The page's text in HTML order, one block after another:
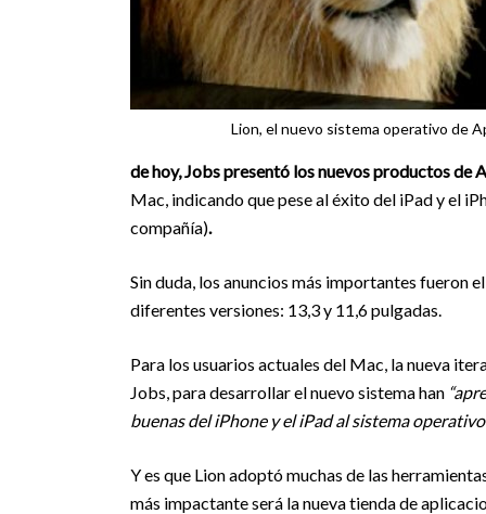
Lion, el nuevo sistema operativo de
de hoy, Jobs presentó los nuevos productos de
Mac, indicando que pese al éxito del iPad y el
compañía).
Sin duda, los anuncios más importantes fueron
diferentes versiones: 13,3 y 11,6 pulgadas.
Para los usuarios actuales del Mac, la nueva
Jobs, para desarrollar el nuevo sistema han
buenas del iPhone y el iPad al sistema
Y es que Lion adoptó muchas de las
más impactante será la nueva tienda de